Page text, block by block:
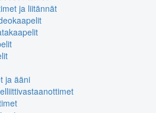
ja liitännät
ja ääni